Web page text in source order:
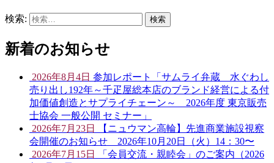
検索:
新着のお知らせ
2026年8月4日 参加レポート「サムライ弁蔵 水ぐわし
売り出し192年～千疋屋総本店のブランド経営による付
加価値創造とサプライチェーン～ 2026年度 東京販売
士協会 一般公開 セミナー」
2026年7月23日
【ニュウマン高輪】先進商業施設視察
会開催のお知らせ 2026年10月20日（火）14：30〜
2026年7月15日
「会員交流・親睦会」のご案内（2026